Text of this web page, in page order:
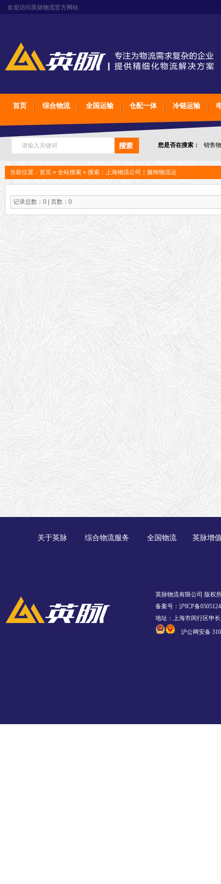
欢迎访问英脉物流官方网站
首页 综合物流 全国运输 仓配一体 冷链运输
您是否在搜索： 销售
上海石家庄太原物流
当前位置： 首页 » 全站搜索 » 搜索：上海物流公司｜服饰物流运
记录总数：0 | 页数：0
关于英脉 综合物流服务 全国物流 英脉增
英脉物流有限公司 版权
备案号：沪ICP备
地址：上海市闵行区申
沪公网安备